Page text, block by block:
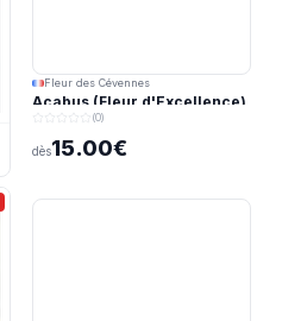
Fleur des Cévennes
Acabus (Fleur d'Excellence)
(0)
dès15.00€